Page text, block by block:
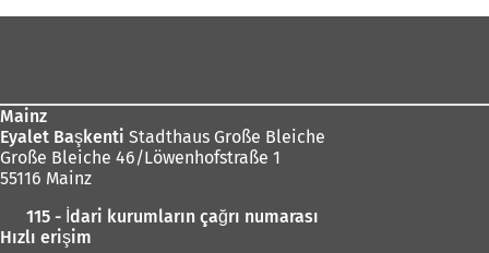
Mainz
Eyalet Başkenti Stadthaus Große Bleiche
Große Bleiche 46/Löwenhofstraße 1
55116 Mainz
115 - İdari kurumların çağrı numarası
Hızlı erişim